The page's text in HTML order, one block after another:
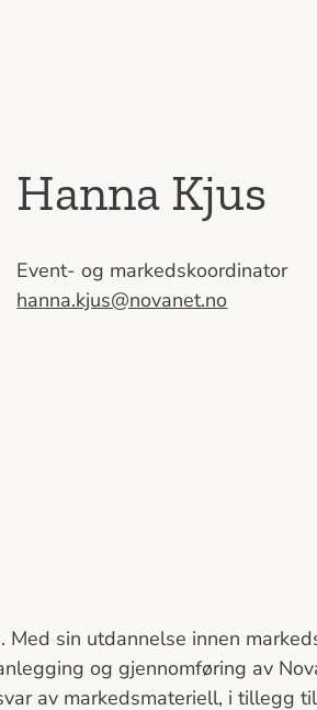
Hanna Kjus
Event- og markedskoordinator
hanna.kjus@novanet.no
sin utdannelse innen
og gjennomføring av
av markedsmateriell, i tillegg